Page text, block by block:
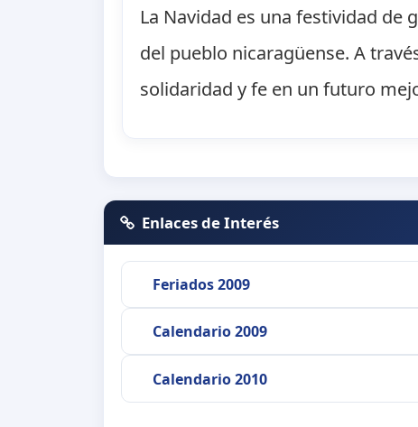
La Navidad es una festividad de
del pueblo nicaragüense. A
solidaridad y fe en un futuro
Enlaces de Interés
Feriados 2009
Calendario 2009
Calendario 2010